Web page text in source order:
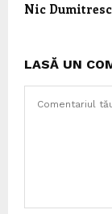
Nic
LASĂ UN